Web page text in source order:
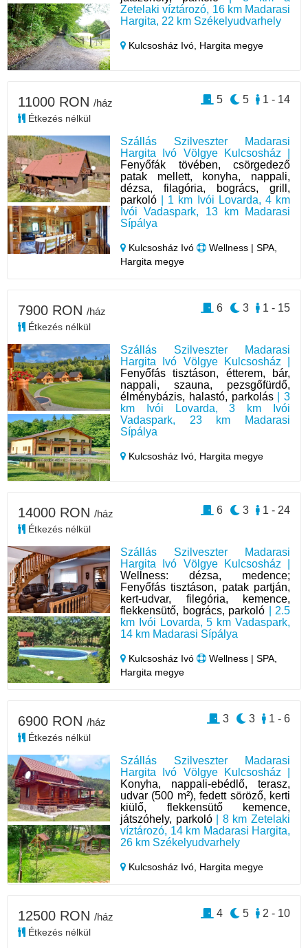
Zetelaki víztározó, 16 km Madarasi
Hargita, 22 km Székelyudvarhely
Kulcsosház Ivó, Hargita megye
Szállás Szilveszter Madarasi
Hargita Ivó Völgye Kulcsosház |
Fenyőfák tövében, csörgedező
patak mellett, konyha, nappali,
dézsa, filagória, bogrács, grill,
parkoló | 1 km Ivói Lovarda, 4 km
Ivói Vadaspark, 13 km Madarasi
Sípálya
Kulcsosház Ivó
Wellness | SPA,
Hargita megye
11000 RON /ház
Étkezés nélkül
1 - 14
5
5
Szállás Szilveszter Madarasi
Hargita Ivó Völgye Kulcsosház |
Fenyőfás tisztáson, étterem, bár,
nappali, szauna, pezsgőfürdő,
élménybázis, halastó, parkolás| 3
km Ivói Lovarda, 3 km Ivói
Vadaspark, 23 km Madarasi
Sípálya
Kulcsosház Ivó, Hargita megye
7900 RON /ház
Étkezés nélkül
1 - 15
3
6
Szállás Szilveszter Madarasi
Hargita Ivó Völgye Kulcsosház |
Wellness: dézsa, medence;
Fenyőfás tisztáson, patak partján,
kert-udvar, filegória, kemence,
flekkensütő, bogrács, parkoló | 2.5
km Ivói Lovarda, 5 km Vadaspark,
14 km Madarasi Sípálya
Kulcsosház Ivó
Wellness | SPA,
Hargita megye
14000 RON /ház
Étkezés nélkül
1 - 24
3
6
Szállás Szilveszter Madarasi
Hargita Ivó Völgye Kulcsosház |
Konyha, nappali-ebédlő, terasz,
udvar (500 m²), fedett söröző, kerti
kiülő, flekkensütő kemence,
játszóhely, parkoló| 8 km Zetelaki
víztározó, 14 km Madarasi Hargita,
26 km Székelyudvarhely
Kulcsosház Ivó, Hargita megye
6900 RON /ház
Étkezés nélkül
1 - 6
3
3
12500 RON /ház
Étkezés nélkül
2 - 10
5
4